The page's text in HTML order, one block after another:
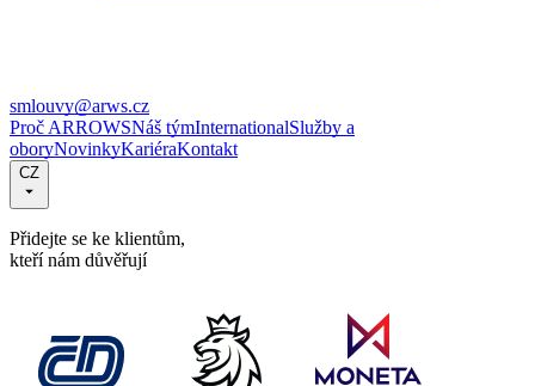
smlouvy@arws.cz
Proč ARROWSNáš týmInternationalSlužby a
oboryNovinkyKariéraKontakt
CZ
Přidejte se ke klientům,
kteří nám důvěřují